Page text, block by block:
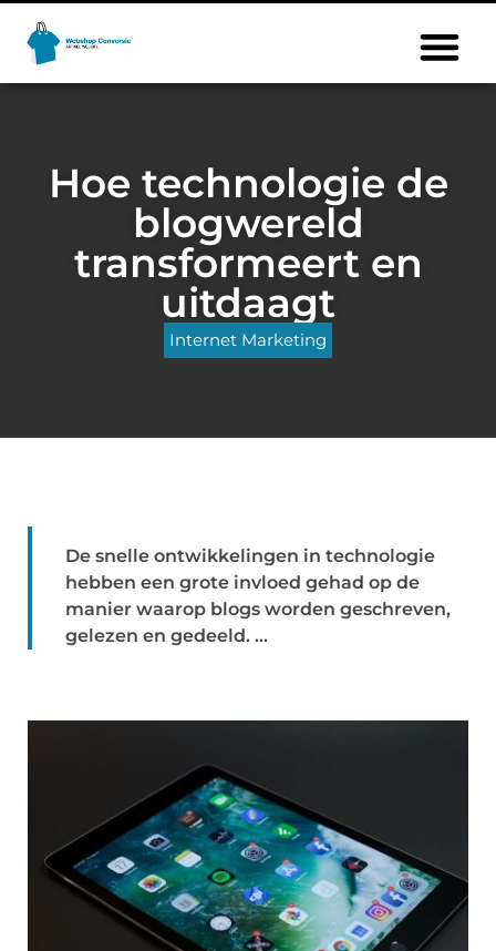
Hoe technologie de
blogwereld
transformeert en
uitdaagt
Internet Marketing
De snelle ontwikkelingen in technologie
hebben een grote invloed gehad op de
manier waarop blogs worden geschreven,
gelezen en gedeeld. ...